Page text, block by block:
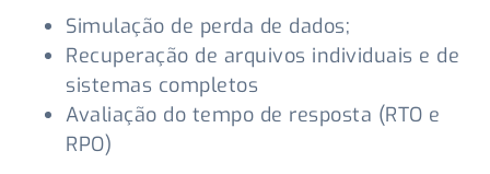
Simulação de perda de dados;
Recuperação de arquivos individuais e de
sistemas completos
Avaliação do tempo de resposta (RTO e
RPO)